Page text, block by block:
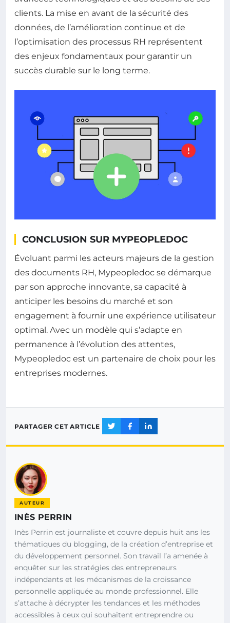
clients. La mise en avant de la sécurité des
données, de l’amélioration continue et de
l’optimisation des processus RH représentent
des enjeux fondamentaux pour garantir un
succès durable sur le long terme.
CONCLUSION SUR MYPEOPLEDOC
Évoluant parmi les acteurs majeurs de la gestion
des documents RH, Mypeopledoc se démarque
par son approche innovante, sa capacité à
anticiper les besoins du marché et son
engagement à fournir une expérience utilisateur
optimal. Avec un modèle qui s’adapte en
permanence à l’évolution des attentes,
Mypeopledoc est un partenaire de choix pour les
entreprises modernes.
PARTAGER CET ARTICLE
AUTEUR
INÈS PERRIN
Inès Perrin est journaliste et couvre depuis huit ans les
thématiques du blogging, de la création d’entreprise et
du développement personnel. Son travail l’a amenée à
enquêter sur les stratégies des entrepreneurs
indépendants et les mécanismes de la croissance
personnelle appliquée au monde professionnel. Elle
s’attache à décrypter les tendances et les méthodes
accessibles à ceux qui souhaitent entreprendre ou